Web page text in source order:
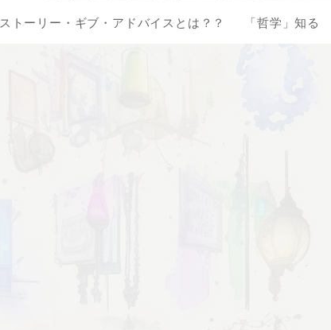
ストーリー・ギブ・アドバイスとは？？ 「哲学」知る